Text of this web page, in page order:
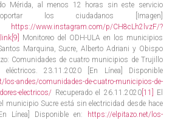
Mérida, al menos 12 horas sin este servicio
los ciudadanos [Imagen]
https://www.instagram.com/p/CH8cLh2lvzF/?
[9]
Monitoreo del ODH-ULA en los municipios
Marquina, Sucre, Alberto Adriani y Obispo
Comunidades de cuatro municipios de Trujillo
eléctricos. 23.11.2020 [En Línea] Disponible
los-andes/comunidades-de-cuatro-municipios-de-
electricos/ Recuperado el 26.11.2020[11]
El
municipio Sucre está sin electricidad desde hace
Línea] Disponible en: https://elpitazo.net/los-